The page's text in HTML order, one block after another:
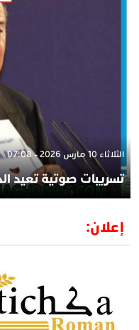
الثلاثاء 10 مارس 2026 - 07:08
تسريبات صوتية تعيد
إعلان: